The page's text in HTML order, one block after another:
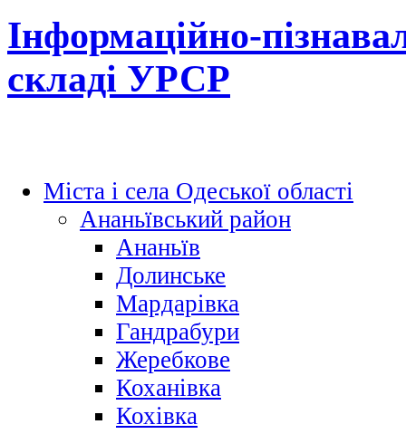
Інформаційно-
складі УРСР
Міста і села Одеської області
Ананьївський район
Ананьїв
Долинське
Мардарівка
Гандрабури
Жеребкове
Коханівка
Кохівка